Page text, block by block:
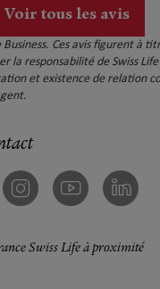
Voir tous les avis
Business. Ces avis figurent à
la responsabilité de Swiss
et existence de relation
InstagramYoutube Linkedin
Swiss Life à proximité